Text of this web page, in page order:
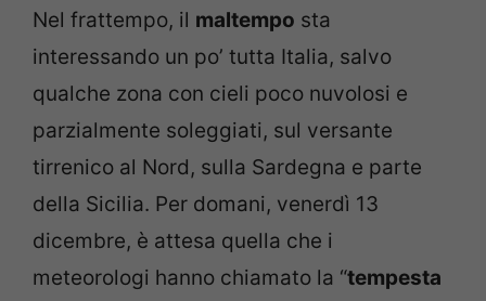
Nel frattempo, il maltempo sta
interessando un po’ tutta Italia, salvo
qualche zona con cieli poco nuvolosi e
parzialmente soleggiati, sul versante
tirrenico al Nord, sulla Sardegna e parte
della Sicilia. Per domani, venerdì 13
dicembre, è attesa quella che i
meteorologi hanno chiamato la “tempesta